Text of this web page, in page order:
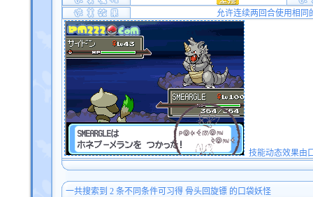
允许连续两回合使用相同
技能动态效果由
一共搜索到 2 条不同条件可习得 骨头回旋镖 的口袋妖怪